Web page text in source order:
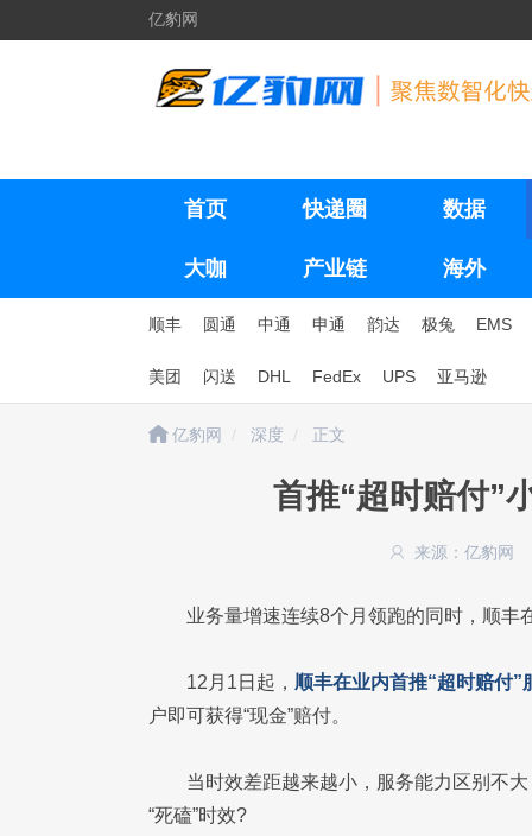
亿豹网
首页 快递圈 数据
大咖 产业链 海外
顺丰 圆通 中通 申通 韵达 极兔 EMS
美团 闪送 DHL FedEx UPS 亚马逊
亿豹网 深度 正文
首推“超时赔付”
来源：亿豹网
业务量增速连续8个月领跑的同时，顺丰
12月1日起， 顺丰在业内首推“超时赔付”
户即可获得“现金”赔付。
当时效差距越来越小，服务能力区别不
“死磕”时效?